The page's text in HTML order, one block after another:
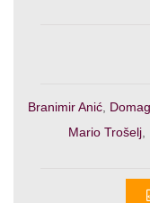
Branimir Anić
Mario Trošelj,